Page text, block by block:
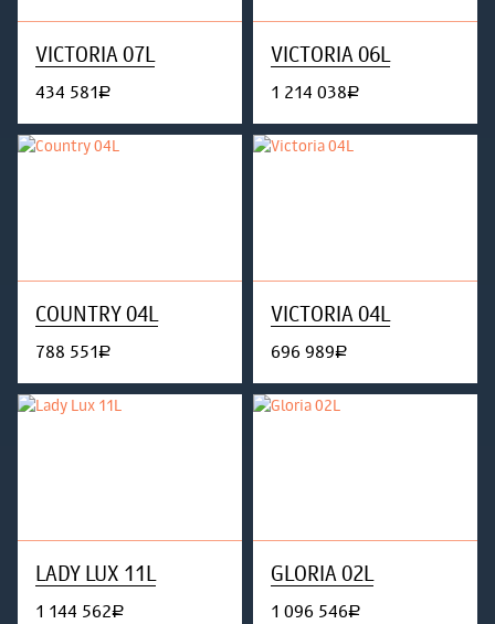
VICTORIA 07L
434 581руб.
VICTORIA 06L
1 214 038руб.
COUNTRY 04L
788 551руб.
VICTORIA 04L
696 989руб.
LADY LUX 11L
1 144 562руб.
GLORIA 02L
1 096 546руб.